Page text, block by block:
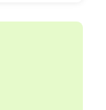
見る